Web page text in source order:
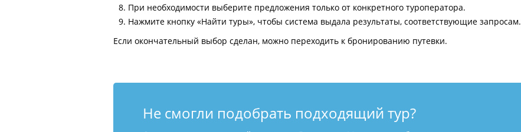
При необходимости выберите предложения только от конкретного туроператора.
Нажмите кнопку «Найти туры», чтобы система выдала результаты, соответствующие запросам.
Если окончательный выбор сделан, можно переходить к бронированию путевки.
Не смогли подобрать подходящий тур?